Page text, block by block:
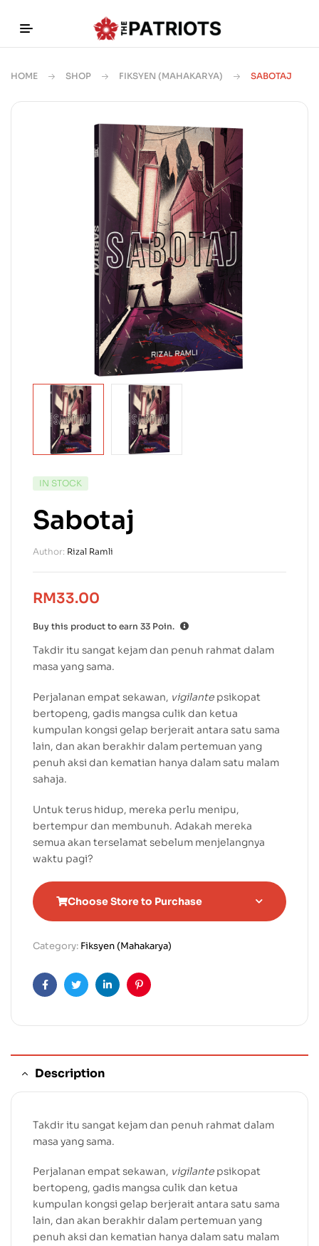
HOME SHOP FIKSYEN (MAHAKARYA) SABOTAJ
IN STOCK
Sabotaj
Author: Rizal Ramli
RM33.00
Buy this product to earn 33 Poin.
Takdir itu sangat kejam dan penuh rahmat dalam
masa yang sama.
Perjalanan empat sekawan, vigilante psikopat
bertopeng, gadis mangsa culik dan ketua
kumpulan kongsi gelap berjerait antara satu sama
lain, dan akan berakhir dalam pertemuan yang
penuh aksi dan kematian hanya dalam satu malam
sahaja.
Untuk terus hidup, mereka perlu menipu,
bertempur dan membunuh. Adakah mereka
semua akan terselamat sebelum menjelangnya
waktu pagi?
Choose Store to Purchase
Category: Fiksyen (Mahakarya)
FacebookTwitterLinkedinPinterest
Description
Takdir itu sangat kejam dan penuh rahmat dalam
masa yang sama.
Perjalanan empat sekawan, vigilante psikopat
bertopeng, gadis mangsa culik dan ketua
kumpulan kongsi gelap berjerait antara satu sama
lain, dan akan berakhir dalam pertemuan yang
penuh aksi dan kematian hanya dalam satu malam